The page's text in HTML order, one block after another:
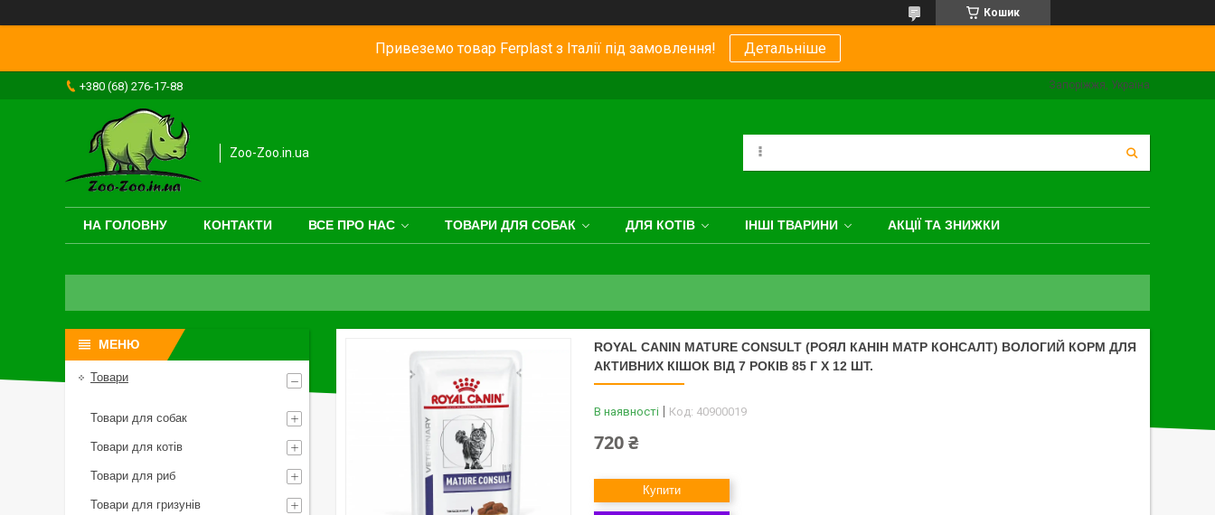
Кошик
Привеземо товар Ferplast з Італії під замовлення! Детальніше
+380 (68) 276-17-88 Запоріжжя, Україна
Zoo-Zoo.in.ua
НА ГОЛОВНУ КОНТАКТИ ВСЕ ПРО НАС ТОВАРИ ДЛЯ СОБАК ДЛЯ КОТІВ ІНШІ ТВАРИНИ АКЦІЇ ТА ЗНИЖКИ
ROYAL CANIN MATURE CONSULT (РОЯЛ КАНІН МАТР КОНСАЛТ) ВОЛОГИЙ КОРМ ДЛЯ
АКТИВНИХ КІШОК ВІД 7 РОКІВ 85 Г Х 12 ШТ.
В наявності Код: 40900019
720 ₴
Купити
Товари
Товари для собак
Товари для котів
Товари для риб
Товари для гризунів